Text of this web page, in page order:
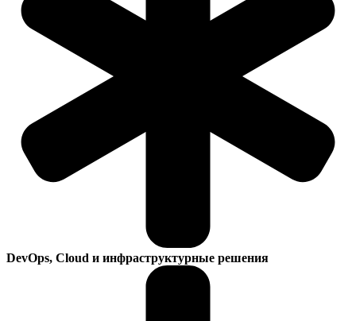
DevOps, Cloud и инфраструктурные решения